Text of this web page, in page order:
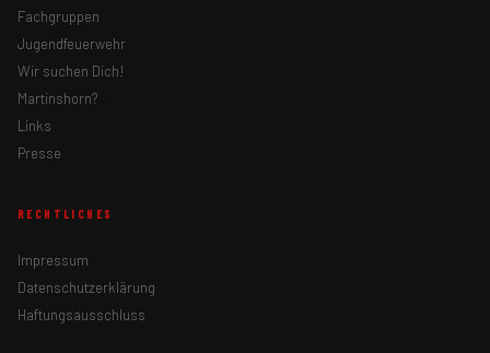
Fachgruppen
Jugendfeuerwehr
Wir suchen Dich!
Martinshorn?
Links
Presse
RECHTLICHES
Impressum
Datenschutzerklärung
Haftungsausschluss